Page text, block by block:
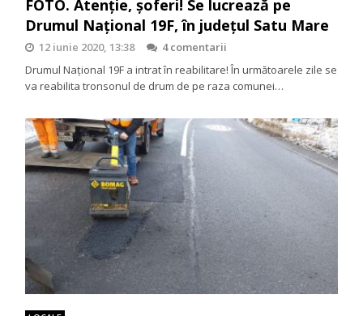
FOTO. Atenție, șoferi! Se lucrează pe
Drumul Național 19F, în județul Satu Mare
12 iunie 2020, 13:38
4 comentarii
Drumul Național 19F a intrat în reabilitare! În următoarele zile se
va reabilita tronsonul de drum de pe raza comunei…